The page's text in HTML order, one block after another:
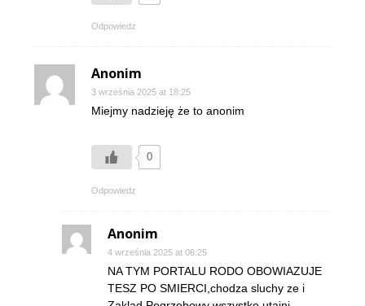
Odpowiedz
Anonim
3 września 2025 at 18:25
Miejmy nadzieję że to anonim
0
Odpowiedz
Anonim
4 września 2025 at 06:25
NA TYM PORTALU RODO OBOWIAZUJE
TESZ PO SMIERCI,chodza sluchy ze i